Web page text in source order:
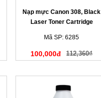
Nạp mực Canon 308, Black
Laser Toner Cartridge
Mã SP: 6285
100,000đ 112,360₫